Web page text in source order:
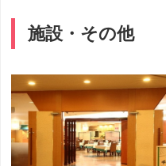
施設・その他